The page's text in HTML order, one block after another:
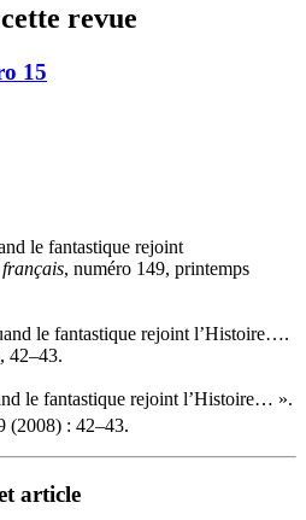
revue
15
le fantastique rejoint
, numéro 149, printemps
le fantastique rejoint l’Histoire….
42–43.
le fantastique rejoint l’Histoire… ».
(2008) : 42–43.
article